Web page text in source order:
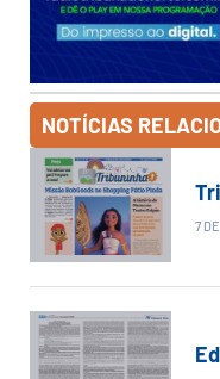
NOTÍCIAS
7